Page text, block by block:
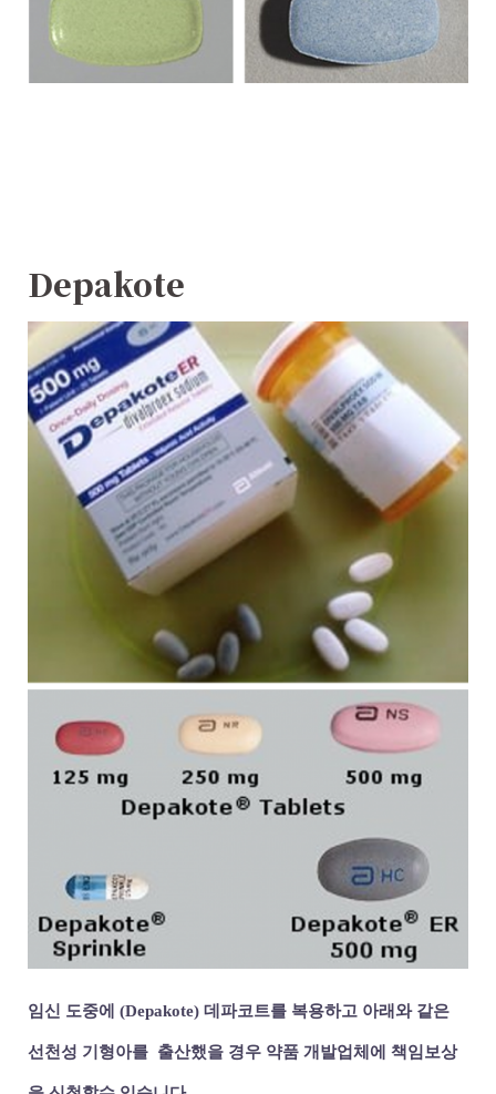
Depakote
임신 도중에 (Depakote) 데파코트를 복용하고 아래와 같은
선천성 기형아를 출산했을 경우 약품 개발업체에 책임보상